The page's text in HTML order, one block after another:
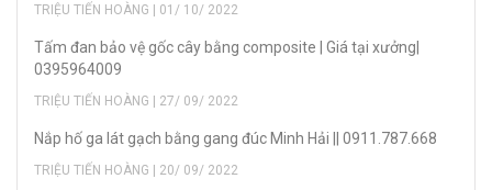
TRIỆU TIẾN HOÀNG | 01/ 10/ 2022
Tấm đan bảo vệ gốc cây bằng composite | Giá tại xưởng|
0395964009
TRIỆU TIẾN HOÀNG | 27/ 09/ 2022
Nắp hố ga lát gạch bằng gang đúc Minh Hải || 0911.787.668
TRIỆU TIẾN HOÀNG | 20/ 09/ 2022